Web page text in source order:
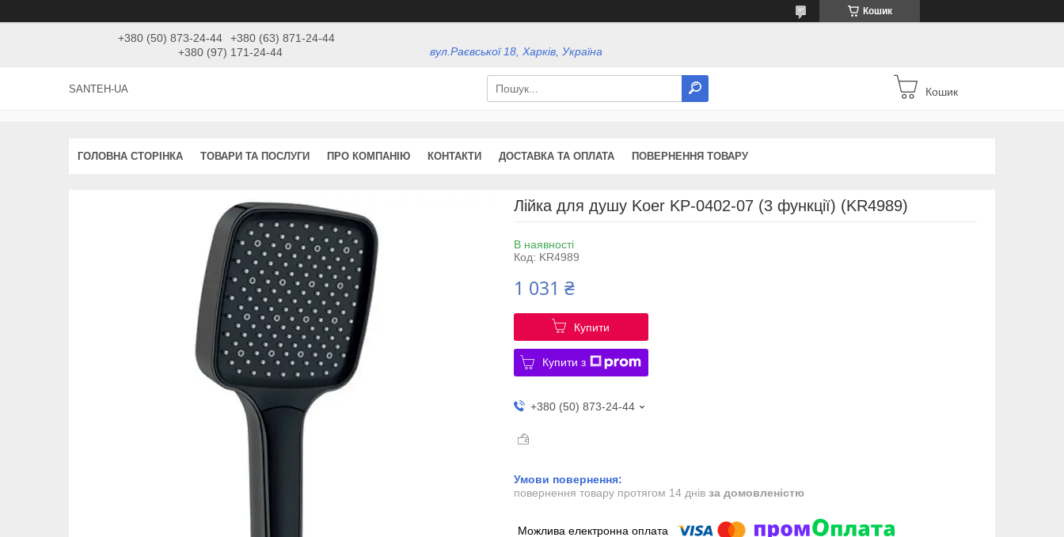
Кошик
+380 (50) 873-24-44
+380 (63) 871-24-44
+380 (97) 171-24-44
вул.Раєвської 18, Харків, Україна
SANTEH-UA Кошик
ГОЛОВНА СТОРІНКА ТОВАРИ ТА ПОСЛУГИ ПРО КОМПАНІЮ КОНТАКТИ ДОСТАВКА ТА ОПЛАТА ПОВЕРНЕННЯ ТОВАРУ
Лійка для душу Koer KP-0402-07 (3 функції) (KR4989)
В наявності
Код: KR4989
1 031 ₴
Купити
Купити з
+380 (50) 873-24-44
повернення товару протягом 14 днів за домовленістю